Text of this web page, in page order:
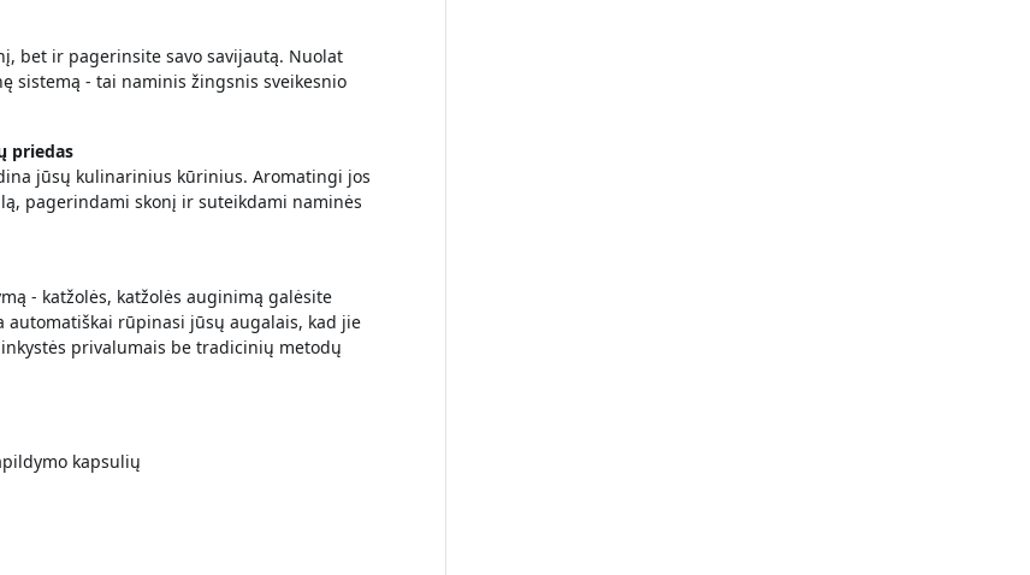
bet ir pagerinsite savo savijautą. Nuolat
sistemą - tai naminis žingsnis sveikesnio
priedas
jūsų kulinarinius kūrinius. Aromatingi jos
pagerindami skonį ir suteikdami naminės
- katžolės, katžolės auginimą galėsite
rūpinasi jūsų augalais, kad jie
privalumais be tradicinių metodų
kapsulių